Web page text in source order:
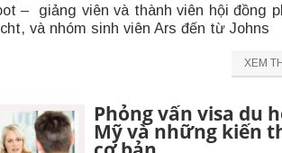
– giảng viên và thành viên hội đồng
và nhóm sinh viên Ars đến từ Johns
XEM
Phỏng vấn visa du
Mỹ và những kiến